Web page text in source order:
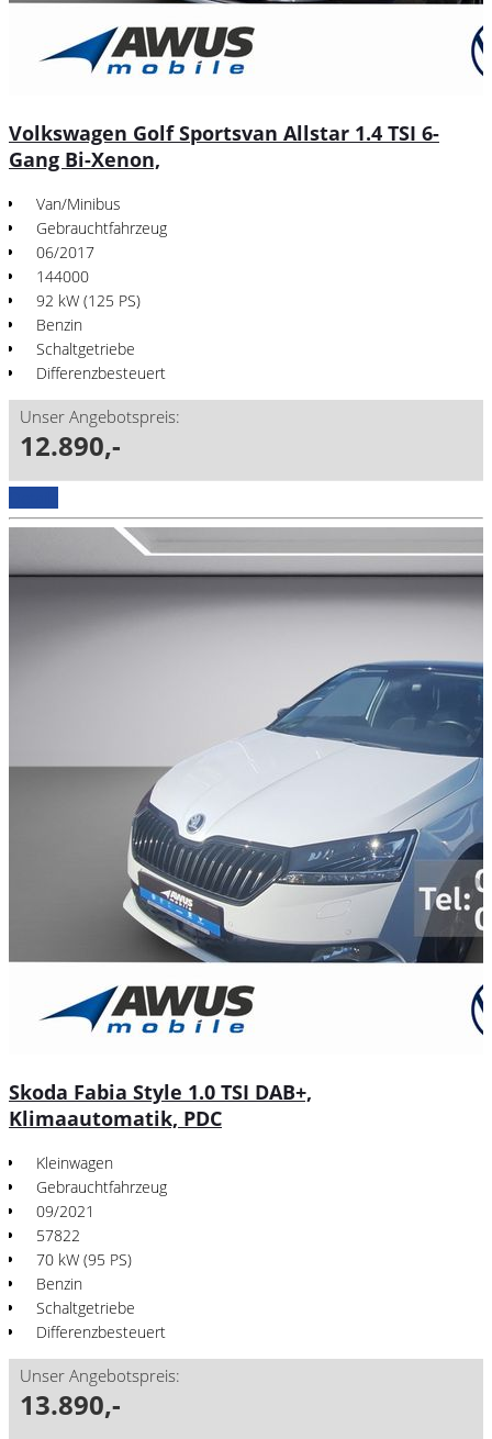
Volkswagen Golf Sportsvan Allstar 1.4 TSI 6-
Gang Bi-Xenon,
Van/Minibus
Gebrauchtfahrzeug
06/2017
144000
92 kW (125 PS)
Benzin
Schaltgetriebe
Differenzbesteuert
Unser Angebotspreis:
12.890,-
Skoda Fabia Style 1.0 TSI DAB+,
Klimaautomatik, PDC
Kleinwagen
Gebrauchtfahrzeug
09/2021
57822
70 kW (95 PS)
Benzin
Schaltgetriebe
Differenzbesteuert
Unser Angebotspreis:
13.890,-